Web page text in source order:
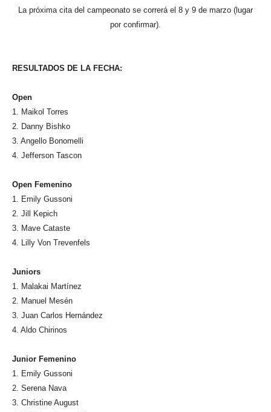
La próxima cita del campeonato se correrá el 8 y 9 de marzo (lugar
por confirmar).
RESULTADOS DE LA FECHA:
Open
1. Maikol Torres
2. Danny Bishko
3. Angello Bonomelli
4. Jefferson Tascon
Open Femenino
1. Emily Gussoni
2. Jill Kepich
3. Mave Cataste
4. Lilly Von Trevenfels
Juniors
1. Malakai Martínez
2. Manuel Mesén
3. Juan Carlos Hernández
4. Aldo Chirinos
Junior Femenino
1. Emily Gussoni
2. Serena Nava
3. Christine August